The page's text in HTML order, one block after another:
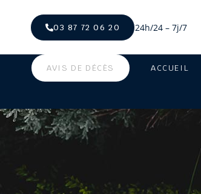
03 87 72 06 20 24h/24 – 7j/7
AVIS DE DÉCÈS ACCUEIL